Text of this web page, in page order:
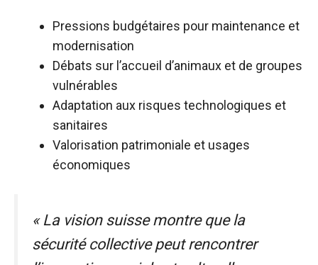
Pressions budgétaires pour maintenance et
modernisation
Débats sur l’accueil d’animaux et de groupes
vulnérables
Adaptation aux risques technologiques et
sanitaires
Valorisation patrimoniale et usages
économiques
« La vision suisse montre que la
sécurité collective peut rencontrer